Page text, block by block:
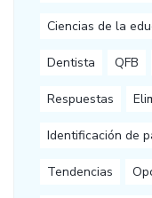
Ciencias de la
Dentista QFB
Respuestas
Identificación de
Tendencias